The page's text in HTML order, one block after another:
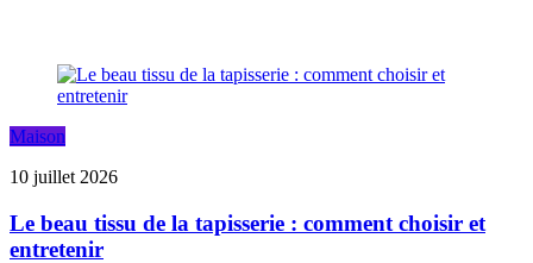
Maison
10 juillet 2026
Le beau tissu de la tapisserie : comment choisir et
entretenir